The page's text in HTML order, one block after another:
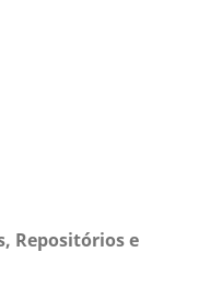
Repositórios e